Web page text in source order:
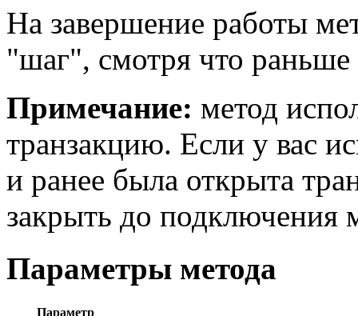
На завершение работы
"шаг", смотря что раньше
Примечание: метод
транзакцию. Если у вас
и ранее была открыта
закрыть до подключения
Параметры метода
Параметр